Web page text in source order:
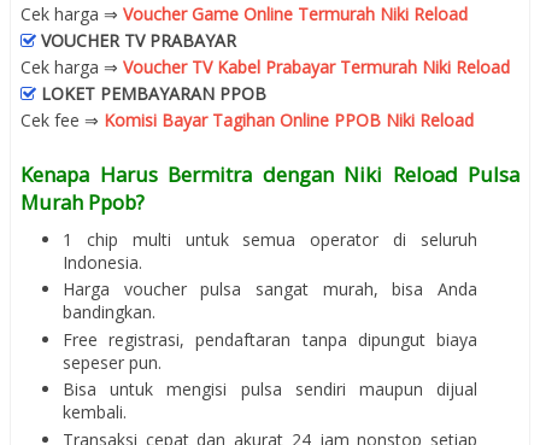
Cek harga ⇒ Voucher Game Online Termurah Niki Reload
VOUCHER TV PRABAYAR
Cek harga ⇒ Voucher TV Kabel Prabayar Termurah Niki Reload
LOKET PEMBAYARAN PPOB
Cek fee ⇒ Komisi Bayar Tagihan Online PPOB Niki Reload
Kenapa Harus Bermitra dengan Niki Reload Pulsa
Murah Ppob?
1 chip multi untuk semua operator di seluruh
Indonesia.
Harga voucher pulsa sangat murah, bisa Anda
bandingkan.
Free registrasi, pendaftaran tanpa dipungut biaya
sepeser pun.
Bisa untuk mengisi pulsa sendiri maupun dijual
kembali.
Transaksi cepat dan akurat 24 jam nonstop setiap